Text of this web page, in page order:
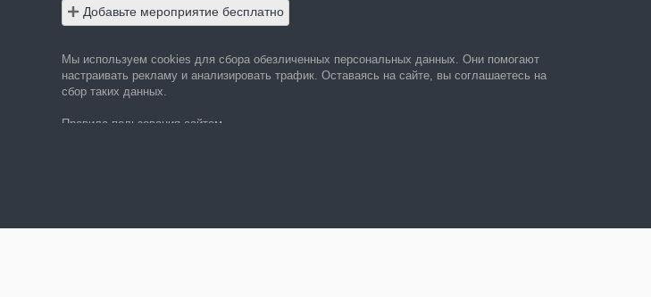
Добавьте мероприятие бесплатно
Мы используем cookies для сбора обезличенных персональных данных. Они помогают
настраивать рекламу и анализировать трафик. Оставаясь на сайте, вы соглашаетесь на
сбор таких данных.
Правила пользования сайтом